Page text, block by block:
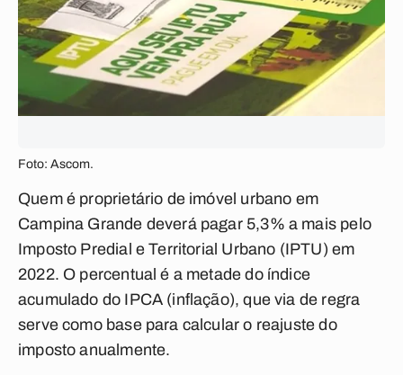
Foto: Ascom.
Quem é proprietário de imóvel urbano em
Campina Grande deverá pagar 5,3% a mais pelo
Imposto Predial e Territorial Urbano (IPTU) em
2022. O percentual é a metade do índice
acumulado do IPCA (inflação), que via de regra
serve como base para calcular o reajuste do
imposto anualmente.